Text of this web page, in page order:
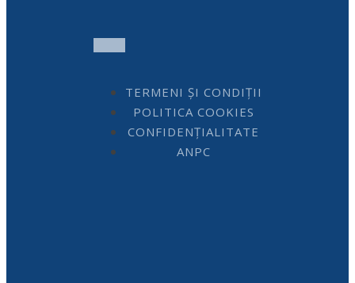
TERMENI ȘI CONDIȚII
POLITICA COOKIES
CONFIDENȚIALITATE
ANPC